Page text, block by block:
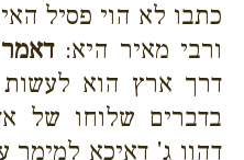
כתבו לא הוי פסיל
ורבי מאיר היא:
דרך ארץ הוא לעשות
בדברים שלוחו של
דהוו ג' דאיכא